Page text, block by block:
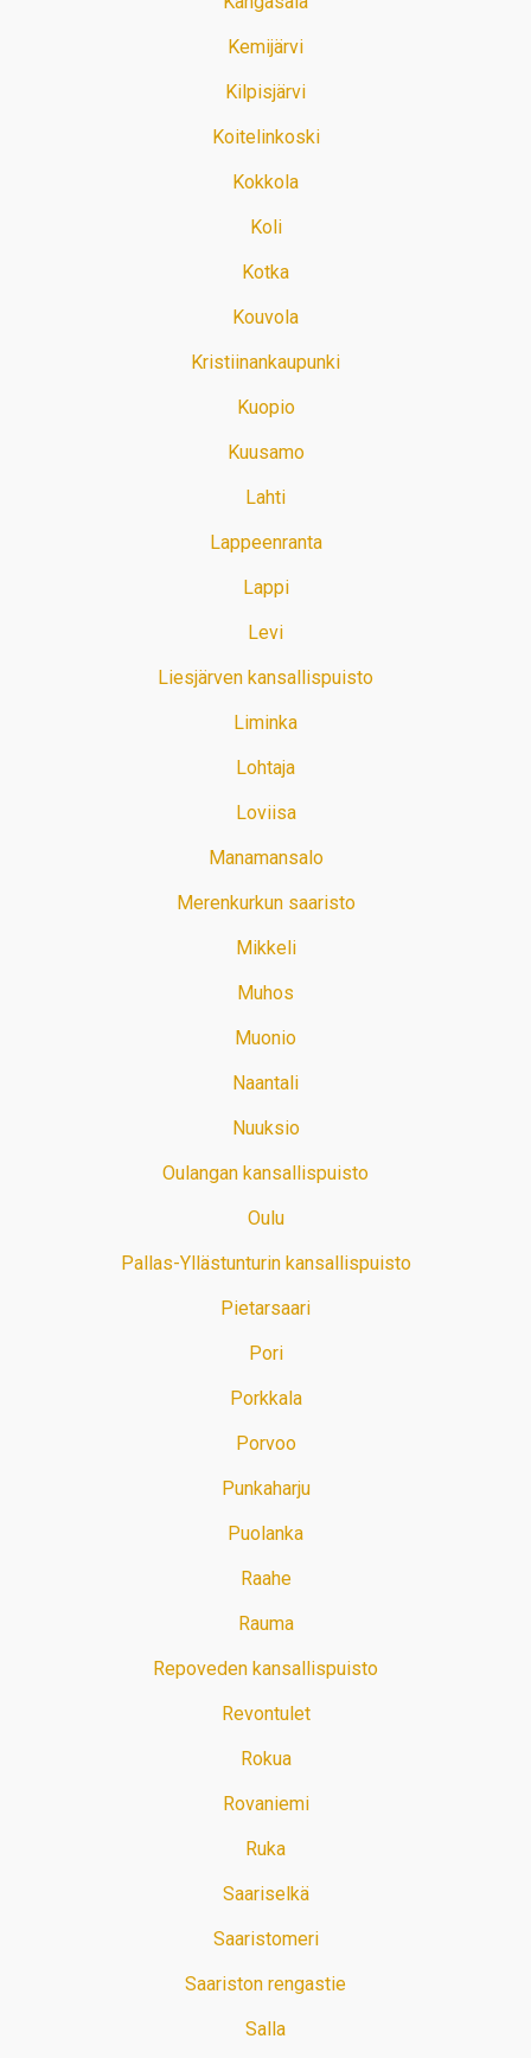
Kemijärvi
Kilpisjärvi
Koitelinkoski
Kokkola
Koli
Kotka
Kouvola
Kristiinankaupunki
Kuopio
Kuusamo
Lahti
Lappeenranta
Lappi
Levi
Liesjärven kansallispuisto
Liminka
Lohtaja
Loviisa
Manamansalo
Merenkurkun saaristo
Mikkeli
Muhos
Muonio
Naantali
Nuuksio
Oulangan kansallispuisto
Oulu
Pallas-Yllästunturin kansallispuisto
Pietarsaari
Pori
Porkkala
Porvoo
Punkaharju
Puolanka
Raahe
Rauma
Repoveden kansallispuisto
Revontulet
Rokua
Rovaniemi
Ruka
Saariselkä
Saaristomeri
Saariston rengastie
Salla